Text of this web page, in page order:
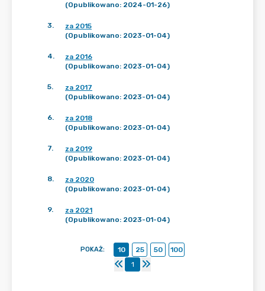
(Opublikowano: 2024-01-26)
3.
za 2015
(Opublikowano: 2023-01-04)
4.
za 2016
(Opublikowano: 2023-01-04)
5.
za 2017
(Opublikowano: 2023-01-04)
6.
za 2018
(Opublikowano: 2023-01-04)
7.
za 2019
(Opublikowano: 2023-01-04)
8.
za 2020
(Opublikowano: 2023-01-04)
9.
za 2021
(Opublikowano: 2023-01-04)
POKAŻ: 10 25 50
100
1